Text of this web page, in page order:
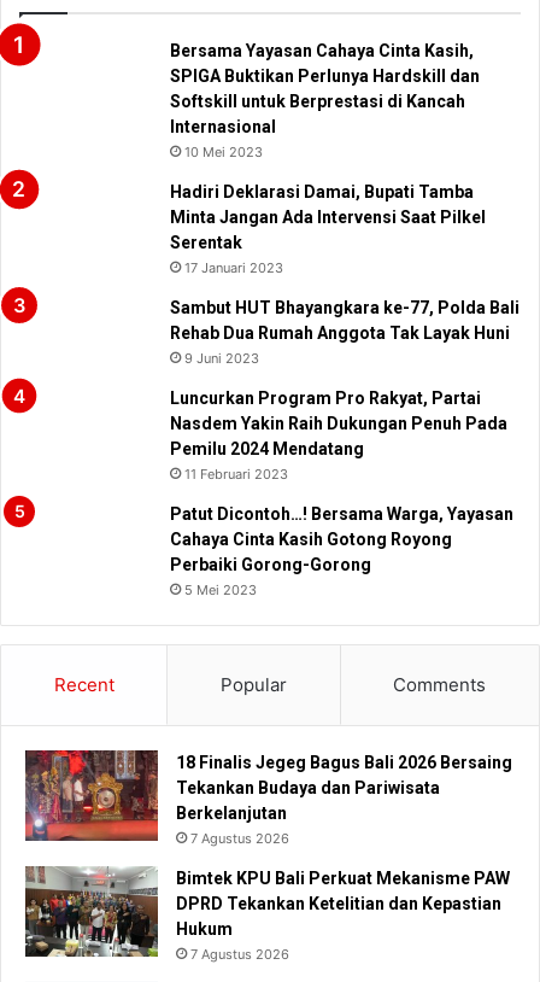
Bersama Yayasan Cahaya Cinta Kasih,
SPIGA Buktikan Perlunya Hardskill dan
Softskill untuk Berprestasi di Kancah
Internasional
10 Mei 2023
Hadiri Deklarasi Damai, Bupati Tamba
Minta Jangan Ada Intervensi Saat Pilkel
Serentak
17 Januari 2023
Sambut HUT Bhayangkara ke-77, Polda Bali
Rehab Dua Rumah Anggota Tak Layak Huni
9 Juni 2023
Luncurkan Program Pro Rakyat, Partai
Nasdem Yakin Raih Dukungan Penuh Pada
Pemilu 2024 Mendatang
11 Februari 2023
Patut Dicontoh…! Bersama Warga, Yayasan
Cahaya Cinta Kasih Gotong Royong
Perbaiki Gorong-Gorong
5 Mei 2023
Recent Popular Comments
18 Finalis Jegeg Bagus Bali 2026 Bersaing
Tekankan Budaya dan Pariwisata
Berkelanjutan
7 Agustus 2026
Bimtek KPU Bali Perkuat Mekanisme PAW
DPRD Tekankan Ketelitian dan Kepastian
Hukum
7 Agustus 2026